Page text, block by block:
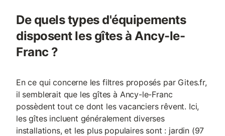
13ème siècle, * Les Forges de Buffon : classées aux Monuments
Historiques, elles sont le témoin du génie scientifique du siècle
des Lumières
De quels types d'équipements
disposent les gîtes à Ancy-le-
Franc ?
En ce qui concerne les filtres proposés par Gites.fr,
il semblerait que les gîtes à Ancy-le-Franc
possèdent tout ce dont les vacanciers rêvent. Ici,
les gîtes incluent généralement diverses
installations, et les plus populaires sont : jardin (97